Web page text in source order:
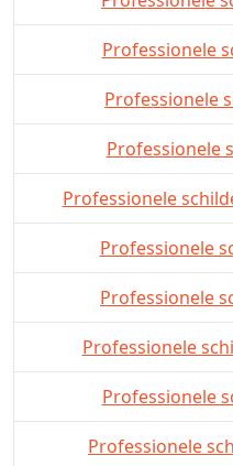
Professionele
Professionele
Professionele
Professionele
Professionele
Professionele
Professionele
Professionele
Professionele